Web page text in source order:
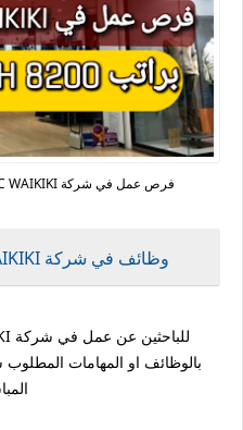
فرص عمل في شركة LC WAIKIKI لسنة 2024 براتب 8200 درهم
وظائف في شركة LC WAIKIKI براتب 8200 درهم
بالوظائف او المهامات المطلوب